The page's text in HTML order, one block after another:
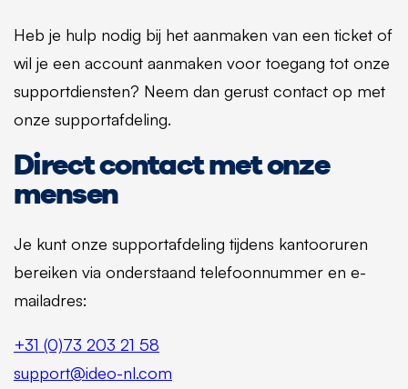
Heb je hulp nodig bij het aanmaken van een ticket of
wil je een account aanmaken voor toegang tot onze
supportdiensten? Neem dan gerust contact op met
onze supportafdeling.
Direct contact met onze
mensen
Je kunt onze supportafdeling tijdens kantooruren
bereiken via onderstaand telefoonnummer en e-
mailadres:
+31 (0)73 203 21 58
support@ideo-nl.com